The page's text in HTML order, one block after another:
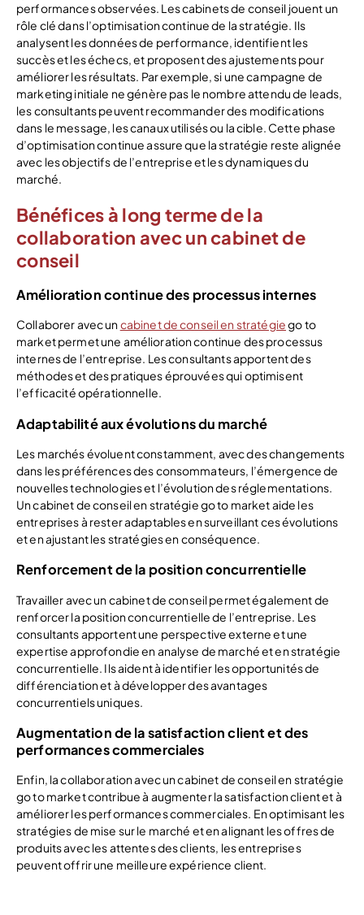
performances observées. Les cabinets de conseil jouent un
rôle clé dans l’optimisation continue de la stratégie. Ils
analysent les données de performance, identifient les
succès et les échecs, et proposent des ajustements pour
améliorer les résultats. Par exemple, si une campagne de
marketing initiale ne génère pas le nombre attendu de leads,
les consultants peuvent recommander des modifications
dans le message, les canaux utilisés ou la cible. Cette phase
d’optimisation continue assure que la stratégie reste alignée
avec les objectifs de l’entreprise et les dynamiques du
marché.
Bénéfices à long terme de la
collaboration avec un cabinet de
conseil
Amélioration continue des processus internes
Collaborer avec uncabinet de conseil en stratégiego to
market permet une amélioration continue des processus
internes de l’entreprise. Les consultants apportent des
méthodes et des pratiques éprouvées qui optimisent
l’efficacité opérationnelle.
Adaptabilité aux évolutions du marché
Les marchés évoluent constamment, avec des changements
dans les préférences des consommateurs, l’émergence de
nouvelles technologies et l’évolution des réglementations.
Un cabinet de conseil en stratégie go to market aide les
entreprises à rester adaptables en surveillant ces évolutions
et en ajustant les stratégies en conséquence.
Renforcement de la position concurrentielle
Travailler avec un cabinet de conseil permet également de
renforcer la position concurrentielle de l’entreprise. Les
consultants apportent une perspective externe et une
expertise approfondie en analyse de marché et en stratégie
concurrentielle. Ils aident à identifier les opportunités de
différenciation et à développer des avantages
concurrentiels uniques.
Augmentation de la satisfaction client et des
performances commerciales
Enfin, la collaboration avec un cabinet de conseil en stratégie
go to market contribue à augmenter la satisfaction client et à
améliorer les performances commerciales. En optimisant les
stratégies de mise sur le marché et en alignant les offres de
produits avec les attentes des clients, les entreprises
peuvent offrir une meilleure expérience client.